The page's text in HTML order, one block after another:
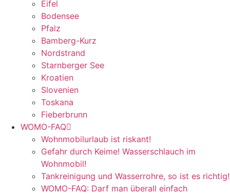
Eifel
Bodensee
Pfalz
Bamberg-Kurz
Nordstrand
Starnberger See
Kroatien
Slovenien
Toskana
Fieberbrunn
WOMO-FAQ
Wohnmobilurlaub ist riskant!
Gefahr durch Keime! Wasserschlauch im
Wohnmobil!
Tankreinigung und Wasserrohre, so ist es richtig!
WOMO-FAQ: Darf man überall einfach